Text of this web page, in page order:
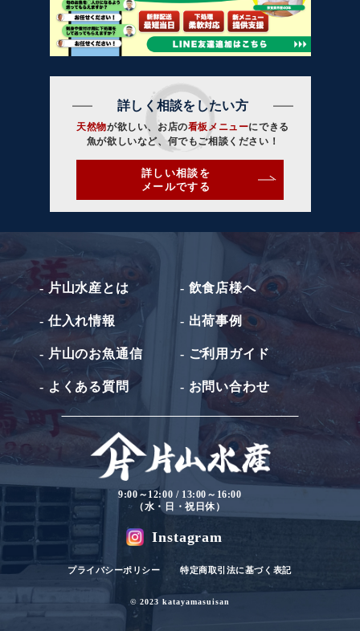
詳しく相談をしたい方
天然物が欲しい、お店の看板メニューにできる
魚が欲しいなど、何でもご相談ください！
詳しい相談を
メールでする
- 片山水産とは - 飲食店様へ
- 仕入れ情報 - 出荷事例
- 片山のお魚通信 - ご利用ガイド
- よくある質問 - お問い合わせ
9:00～12:00 / 13:00～16:00
（水・日・祝日休）
Instagram
プライバシーポリシー 特定商取引法に基づく表記
© 2023 katayamasuisan